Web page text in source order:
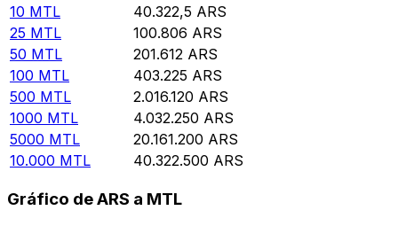
10 MTL 40.322,5 ARS
25 MTL 100.806 ARS
50 MTL 201.612 ARS
100 MTL 403.225 ARS
500 MTL 2.016.120 ARS
1000 MTL 4.032.250 ARS
5000 MTL 20.161.200 ARS
10.000 MTL 40.322.500 ARS
Gráfico de ARS a MTL